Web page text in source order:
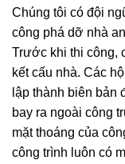
Chúng tôi có đội
công phá dỡ nhà
Trước khi thi công,
kết cấu nhà. Các
lập thành biên bản
bay ra ngoài công
mặt thoáng của
công trình luôn có